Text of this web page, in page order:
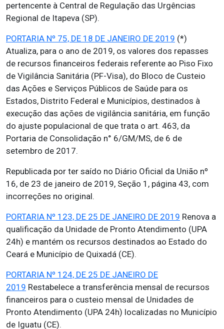
pertencente à Central de Regulação das Urgências
Regional de Itapeva (SP).
PORTARIA Nº 75, DE 18 DE JANEIRO DE 2019 (*)
Atualiza, para o ano de 2019, os valores dos repasses
de recursos financeiros federais referente ao Piso Fixo
de Vigilância Sanitária (PF-Visa), do Bloco de Custeio
das Ações e Serviços Públicos de Saúde para os
Estados, Distrito Federal e Municípios, destinados à
execução das ações de vigilância sanitária, em função
do ajuste populacional de que trata o art. 463, da
Portaria de Consolidação n° 6/GM/MS, de 6 de
setembro de 2017.
Republicada por ter saído no Diário Oficial da União nº
16, de 23 de janeiro de 2019, Seção 1, página 43, com
incorreções no original.
PORTARIA Nº 123, DE 25 DE JANEIRO DE 2019 Renova a
qualificação da Unidade de Pronto Atendimento (UPA
24h) e mantém os recursos destinados ao Estado do
Ceará e Município de Quixadá (CE).
PORTARIA Nº 124, DE 25 DE JANEIRO DE
2019 Restabelece a transferência mensal de recursos
financeiros para o custeio mensal de Unidades de
Pronto Atendimento (UPA 24h) localizadas no Município
de Iguatu (CE).